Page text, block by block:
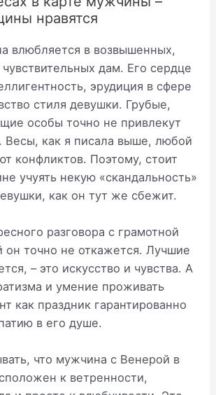
нравятся
влюбляется в возвышенных,
дам. Его сердце
эрудиция в сфере
стиля девушки. Грубые,
особы точно не привлекут
Весы, как я писала выше, любой
конфликтов. Поэтому, стоит
учуять некую «скандальность»
как он тут же сбежит.
разговора с грамотной
он точно не откажется. Лучшие
– это искусство и чувства. А
и умение проживать
как праздник гарантированно
в его душе.
что мужчина с Венерой в
к ветренности,